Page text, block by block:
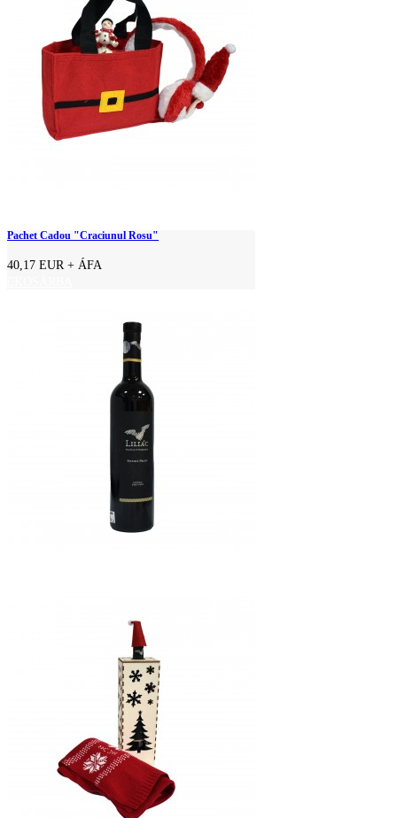
Pachet Cadou "Craciunul Rosu"
40,17 EUR + ÁFA